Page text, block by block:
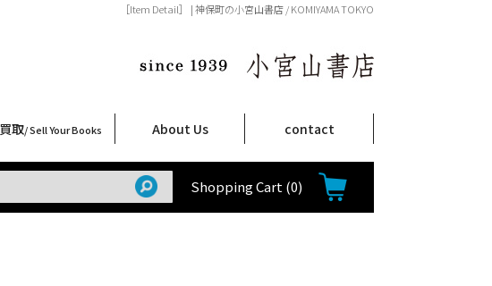
［Item Detail］ | 神保町の小宮山書店 / KOMIYAMA TOKYO
7/24up!
買取/ Sell Your Books
取ブログ
取専用フォーム
書 / 古本の買取
術品の買取
張買取について
配買取について
頭買取について
くある質問
About Us
店舗案内
Shop Infomation
ご注文について
How to Order
特定商取引法に関する表示
プライバシーポリシー
contact
Shopping Cart (0)